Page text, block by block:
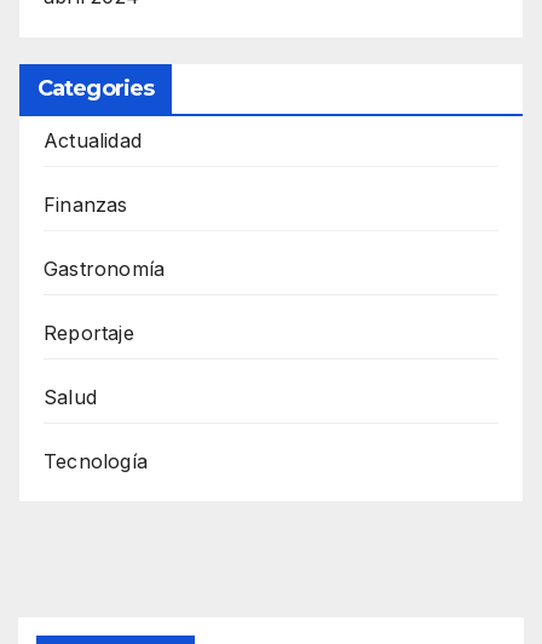
Categories
Actualidad
Finanzas
Gastronomía
Reportaje
Salud
Tecnología